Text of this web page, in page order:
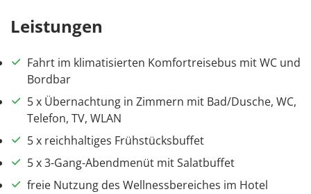
Leistungen
Fahrt im klimatisierten Komfortreisebus mit WC und
Bordbar
5 x Übernachtung in Zimmern mit Bad/Dusche, WC,
Telefon, TV, WLAN
5 x reichhaltiges Frühstücksbuffet
5 x 3-Gang-Abendmenüt mit Salatbuffet
freie Nutzung des Wellnessbereiches im Hotel